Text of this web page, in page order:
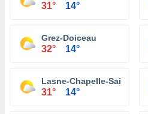
31° 14°
Grez-Doiceau
32° 14°
Lasne-Chapelle-Saint-
31° 14°